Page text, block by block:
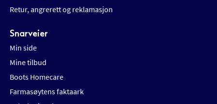
Retur, angrerett og reklamasjon
Snarveier
Min side
Mine tilbud
Boots Homecare
Farmasøytens faktaark